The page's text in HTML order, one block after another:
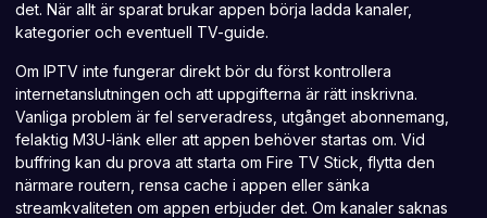
det. När allt är sparat brukar appen börja ladda kanaler,
kategorier och eventuell TV-guide.
Om IPTV inte fungerar direkt bör du först kontrollera
internetanslutningen och att uppgifterna är rätt inskrivna.
Vanliga problem är fel serveradress, utgånget abonnemang,
felaktig M3U-länk eller att appen behöver startas om. Vid
buffring kan du prova att starta om Fire TV Stick, flytta den
närmare routern, rensa cache i appen eller sänka
streamkvaliteten om appen erbjuder det. Om kanaler saknas